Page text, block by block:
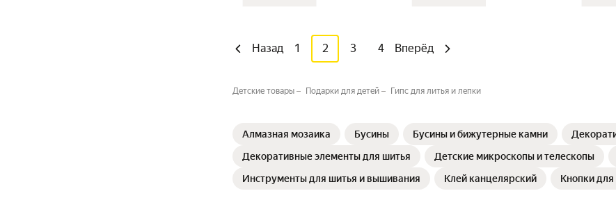
Назад 1 2 3 4 Вперёд
Детские товары Подарки для детей Гипс для литья и лепки
Алмазная мозаика Бусины Бусины и бижутерные камни
Декоративные элементы для шитья
Детские микроскопы и телескопы
Инструменты для шитья и вышивания
Клей канцелярский Кнопки для